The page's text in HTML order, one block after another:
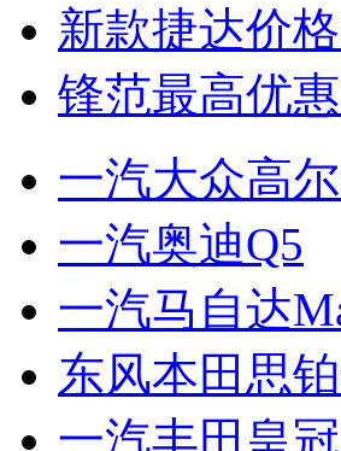
新款捷达价
锋范最高优
一汽大众高
一汽奥迪Q5
一汽马自达
东风本田思
一汽丰田皇冠